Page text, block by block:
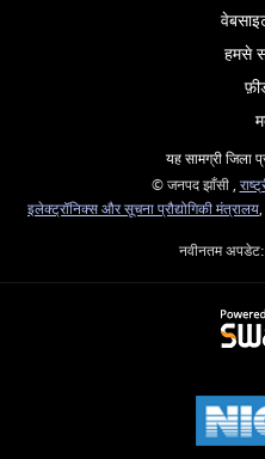
हमसे
यह सामग्री जिला
© जनपद झाँसी ,
इलेक्ट्रॉनिक्स और सूचना प्रौद्योगिकी मंत्रालय,
नवीनतम अपडेट: